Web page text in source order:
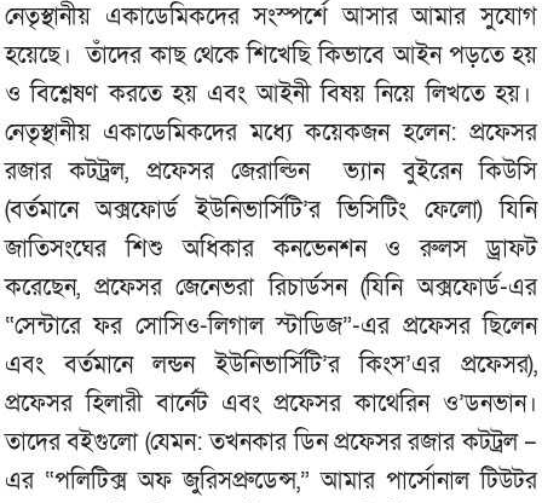
নেতৃস্থানীয় একাডেমিকদের সংস্পর্শে আসার আমার সুযোগ
হয়েছে। তাঁদের কাছ থেকে শিখেছি কিভাবে আইন পড়তে হয়
ও বিশ্লেষণ করতে হয় এবং আইনী বিষয় নিয়ে লিখতে হয়।
নেতৃস্থানীয় একাডেমিকদের মধ্যে কয়েকজন হলেন: প্রফেসর
রজার কটট্রল, প্রফেসর জেরাল্ডিন ভ্যান বুইরেন কিউসি
(বর্তমানে অক্সফোর্ড ইউনিভার্সিটি’র ভিসিটিং ফেলো) যিনি
জাতিসংঘের শিশু অধিকার কনভেনশন ও রুলস ড্রাফট
করেছেন, প্রফেসর জেনেভরা রিচার্ডসন (যিনি অক্সফোর্ড-এর
“সেন্টারে ফর সোসিও-লিগাল স্টাডিজ”-এর প্রফেসর ছিলেন
এবং বর্তমানে লন্ডন ইউনিভার্সিটি’র কিংস’এর প্রফেসর),
প্রফেসর হিলারী বার্নেট এবং প্রফেসর কাথেরিন ও’ডনভান।
তাদের বইগুলো (যেমন: তখনকার ডিন প্রফেসর রজার কটট্রল –
এর “পলিটিক্স অফ জুরিসপ্রুডেন্স,” আমার পার্সোনাল টিউটর